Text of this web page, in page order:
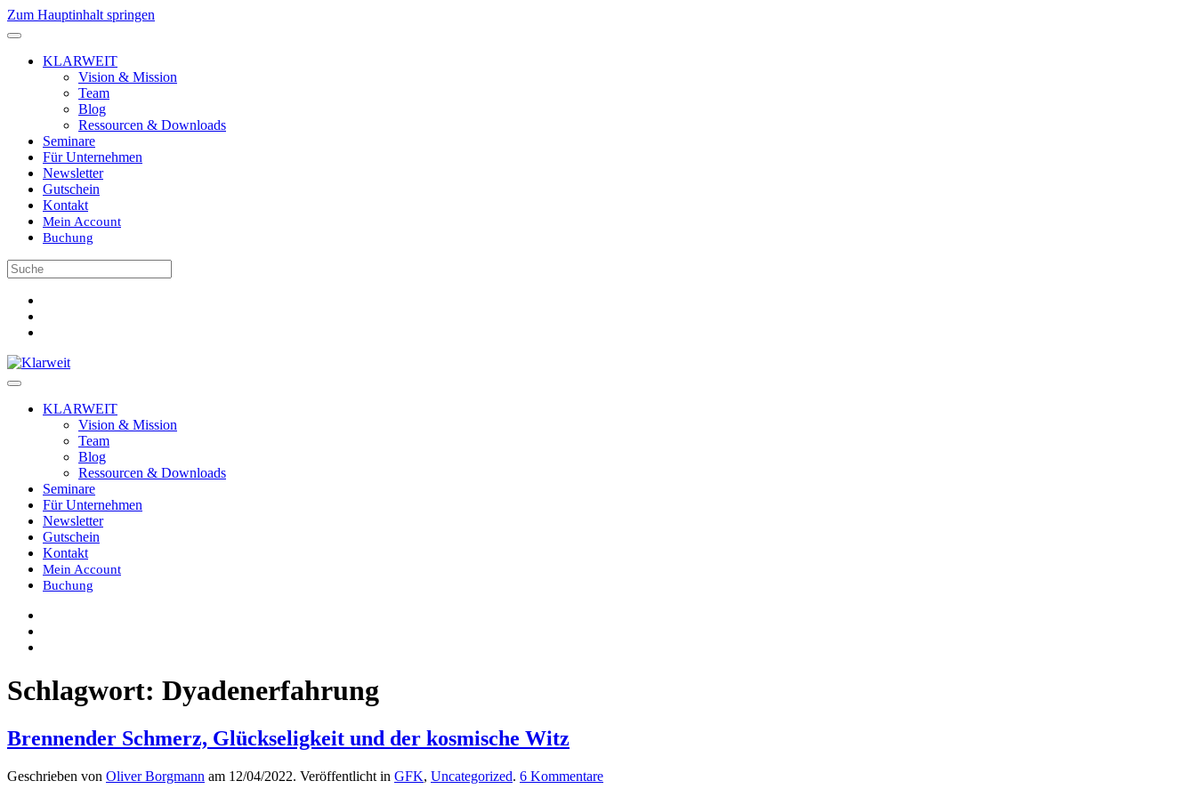
Zum Hauptinhalt springen
KLARWEIT
Vision & Mission
Team
Blog
Ressourcen & Downloads
Seminare
Für Unternehmen
Newsletter
Gutschein
Kontakt
Mein Account
Buchung
KLARWEIT
Vision & Mission
Team
Blog
Ressourcen & Downloads
Seminare
Für Unternehmen
Newsletter
Gutschein
Kontakt
Mein Account
Buchung
Schlagwort: Dyadenerfahrung
Brennender Schmerz, Glückseligkeit und der kosmische Witz
Geschrieben von Oliver Borgmann am 12/04/2022. Veröffentlicht in GFK, Uncategorized. 6 Kommentarezu